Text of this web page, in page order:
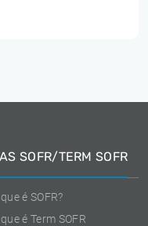
SOFR/TERM SOFR
que é SOFR?
que é Term SOFR